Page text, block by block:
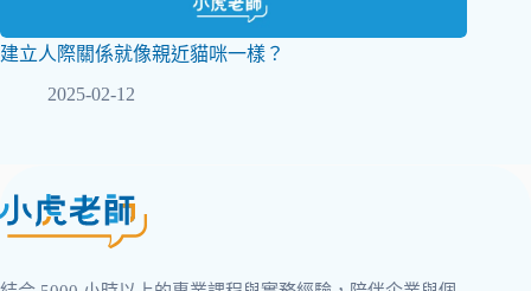
建立人際關係就像親近貓咪一樣？
2025-02-12